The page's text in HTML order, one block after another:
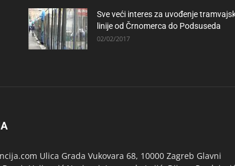
Sve veći interes za uvođenje
linije od Črnomerca do Podsuseda
02/02/2017
Ulica Grada Vukovara 68, 10000 Zagreb Glavni